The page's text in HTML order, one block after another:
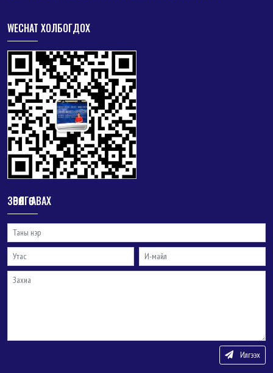
WECHAT ХОЛБОГДОХ
ЗӨВӨЛГӨӨ АВАХ
Илгээх